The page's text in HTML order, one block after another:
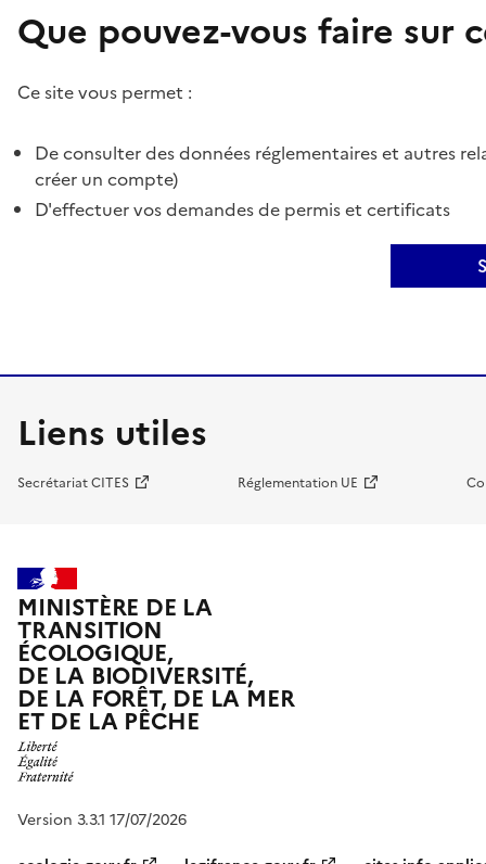
Que pouvez-vous faire sur
Ce site vous permet :
De consulter des données réglementaires et autres
créer un compte)
D'effectuer vos demandes de permis et certificats
Liens utiles
Secrétariat CITES Réglementation UE
MINISTÈRE DE LA
TRANSITION
ÉCOLOGIQUE,
DE LA BIODIVERSITÉ,
DE LA FORÊT, DE LA MER
ET DE LA PÊCHE
Version 3.3.1 17/07/2026